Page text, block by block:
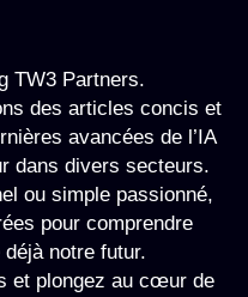
TW3 Partners.
des articles concis et
avancées de l’IA
dans divers secteurs.
ou simple passionné,
pour comprendre
déjà notre futur.
et plongez au cœur de